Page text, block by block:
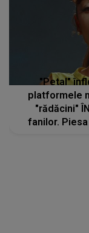
"Petal"
platformele
"rădăcini"
fanilor.